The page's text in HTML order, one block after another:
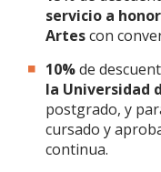
servicio a
Artescon
10%de
la Universidad
postgrado, y
cursado y
continua.